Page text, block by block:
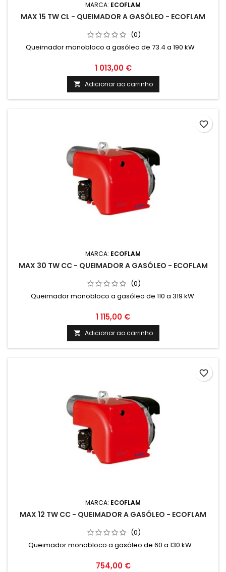
MARCA: ECOFLAM
MAX 15 TW CL - QUEIMADOR A GASÓLEO - ECOFLAM
(0)
Queimador monobloco a gasóleo de 73.4 a 190 kW
1 013,00 €
 Adicionar ao carrinho
MARCA: ECOFLAM
MAX 30 TW CC - QUEIMADOR A GASÓLEO - ECOFLAM
(0)
Queimador monobloco a gasóleo de 110 a 319 kW
1 115,00 €
 Adicionar ao carrinho
favorite_border
MARCA: ECOFLAM
MAX 12 TW CC - QUEIMADOR A GASÓLEO - ECOFLAM
(0)
Queimador monobloco a gasóleo de 60 a 130 kW
754,00 €
favorite_border